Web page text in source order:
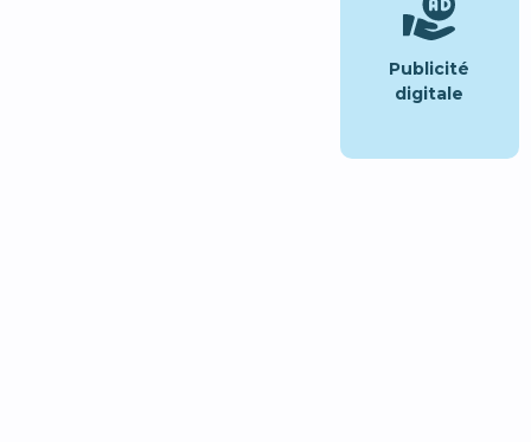
Publicité
digitale